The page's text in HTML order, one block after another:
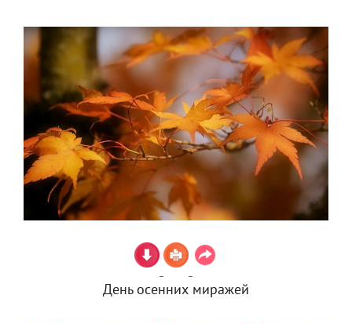
День осенних миражей